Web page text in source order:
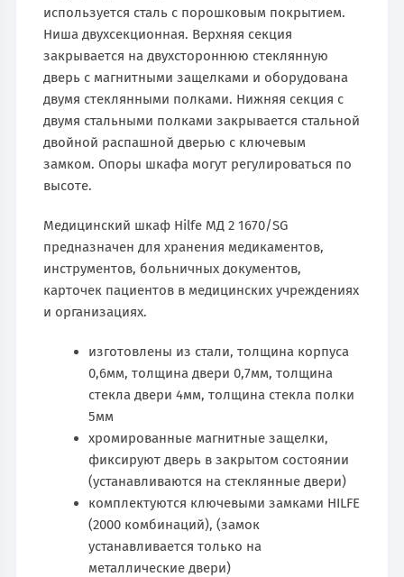
используется сталь с порошковым покрытием.
Ниша двухсекционная. Верхняя секция
закрывается на двухстороннюю стеклянную
дверь с магнитными защелками и оборудована
двумя стеклянными полками. Нижняя секция с
двумя стальными полками закрывается стальной
двойной распашной дверью с ключевым
замком. Опоры шкафа могут регулироваться по
высоте.
Медицинский шкаф Hilfe МД 2 1670/SG
предназначен для хранения медикаментов,
инструментов, больничных документов,
карточек пациентов в медицинских учреждениях
и организациях.
изготовлены из стали, толщина корпуса
0,6мм, толщина двери 0,7мм, толщина
стекла двери 4мм, толщина стекла полки
5мм
хромированные магнитные защелки,
фиксируют дверь в закрытом состоянии
(устанавливаются на стеклянные двери)
комплектуются ключевыми замками HILFE
(2000 комбинаций), (замок
устанавливается только на
металлические двери)